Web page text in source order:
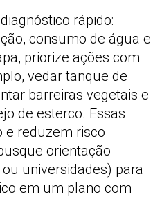
rápido:
consumo de água e
priorize ações com
vedar tanque de
barreiras vegetais e
de esterco. Essas
e reduzem risco
orientação
universidades) para
em um plano com